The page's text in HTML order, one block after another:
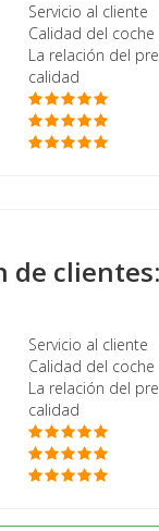
Servicio al cliente
Calidad del coche
La relación del
calidad
de clientes:
Servicio al cliente
Calidad del coche
La relación del
calidad